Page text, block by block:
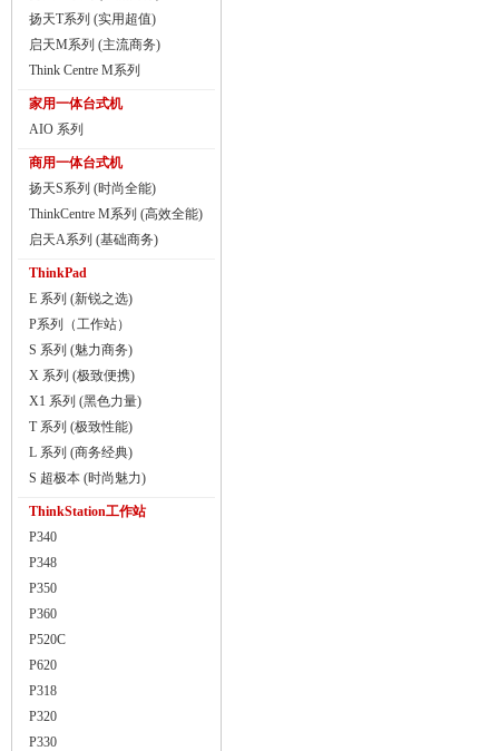
扬天T系列 (实用超值)
启天M系列 (主流商务)
Think Centre M系列
家用一体台式机
AIO 系列
商用一体台式机
扬天S系列 (时尚全能)
ThinkCentre M系列 (高效全能)
启天A系列 (基础商务)
ThinkPad
E 系列 (新锐之选)
P系列（工作站）
S 系列 (魅力商务)
X 系列 (极致便携)
X1 系列 (黑色力量)
T 系列 (极致性能)
L 系列 (商务经典)
S 超极本 (时尚魅力)
ThinkStation工作站
P340
P348
P350
P360
P520C
P620
P318
P320
P330